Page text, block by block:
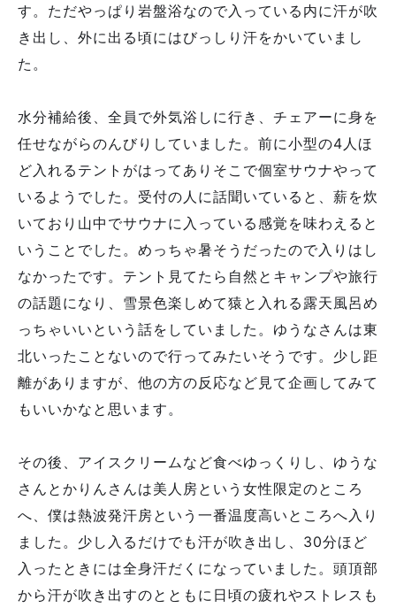
す。ただやっぱり岩盤浴なので入っている内に汗が吹
き出し、外に出る頃にはびっしり汗をかいていまし
た。
水分補給後、全員で外気浴しに行き、チェアーに身を
任せながらのんびりしていました。前に小型の4人ほ
ど入れるテントがはってありそこで個室サウナやって
いるようでした。受付の人に話聞いていると、薪を炊
いており山中でサウナに入っている感覚を味わえると
いうことでした。めっちゃ暑そうだったので入りはし
なかったです。テント見てたら自然とキャンプや旅行
の話題になり、雪景色楽しめて猿と入れる露天風呂め
っちゃいいという話をしていました。ゆうなさんは東
北いったことないので行ってみたいそうです。少し距
離がありますが、他の方の反応など見て企画してみて
もいいかなと思います。
その後、アイスクリームなど食べゆっくりし、ゆうな
さんとかりんさんは美人房という女性限定のところ
へ、僕は熱波発汗房という一番温度高いところへ入り
ました。少し入るだけでも汗が吹き出し、30分ほど
入ったときには全身汗だくになっていました。頭頂部
から汗が吹き出すのとともに日頃の疲れやストレスも